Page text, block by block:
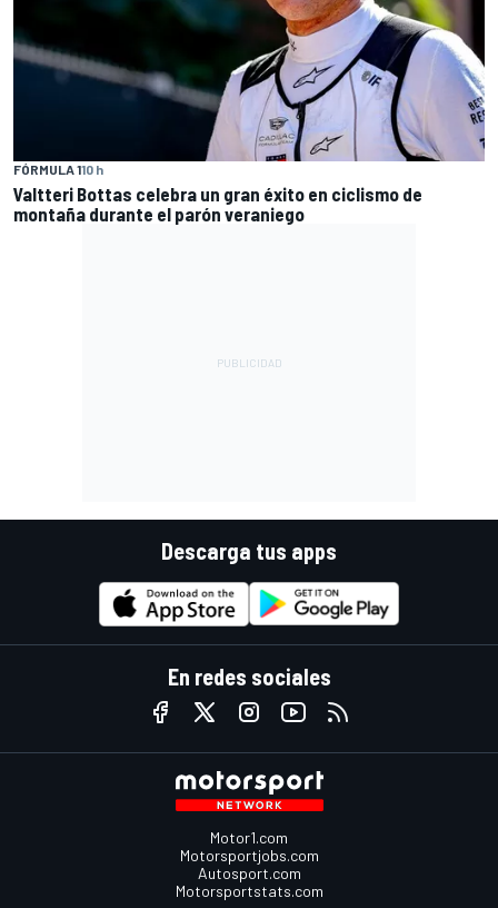
FÓRMULA 110 h
Valtteri Bottas celebra un gran éxito en ciclismo de
montaña durante el parón veraniego
Descarga tus apps
En redes sociales
Motor1.com
Motorsportjobs.com
Autosport.com
Motorsportstats.com